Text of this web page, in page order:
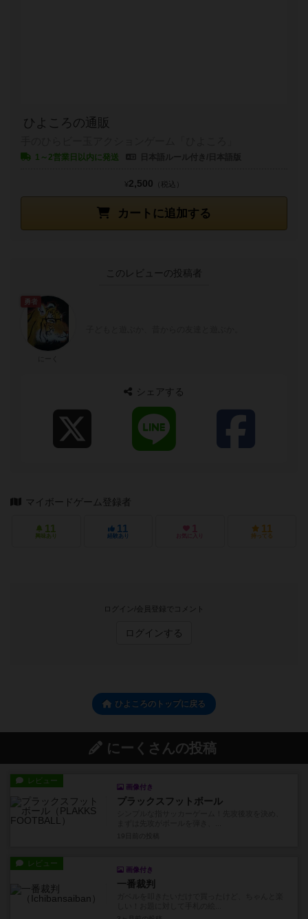
ひよころの通販
1～2営業日以内に発送
カートに追加する
¥2,500 （税込）
このレビューの投稿者
シェアする
マイボードゲーム登録者
11
興味あり
11
経験あり
1
お気に入り
11
持ってる
ログイン/会員登録でコメント
ログインする
ひよころのトップに戻る
にーくさんの投稿
レビュー
画像付き
プラックスフットボール
レビュー
画像付き
一番裁判